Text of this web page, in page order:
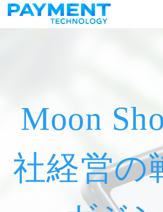
コンテンツへスキップ
メインナビゲーション
Moon
社経営の